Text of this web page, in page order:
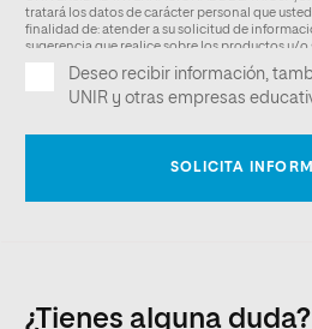
¿Tienes alguna duda?